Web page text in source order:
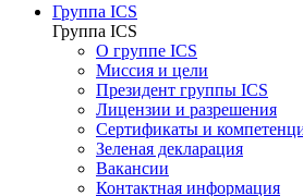
Группа ICS
Группа ICS
О группе ICS
Миссия и цели
Президент группы ICS
Лицензии и разрешения
Сертификаты и
Зеленая декларация
Вакансии
Контактная информация